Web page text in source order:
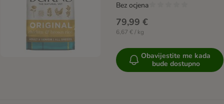
79,99 €
6,67 € / kg
Bez ocjena
Obavijestite me kada
bude dostupno